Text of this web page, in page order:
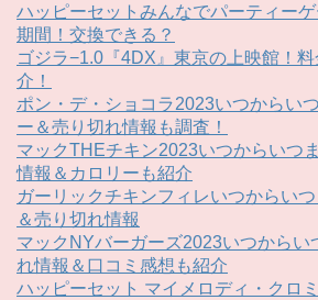
ハッピーセットみんなでパーティー
期間！交換できる？
ゴジラ−1.0『4DX』東京の上映館！
介！
ポン・デ・ショコラ2023いつからい
ー＆売り切れ情報も調査！
マックTHEチキン2023いつからいつ
情報＆カロリーも紹介
ガーリックチキンフィレいつからい
＆売り切れ情報
マックNYバーガーズ2023いつからい
れ情報＆口コミ感想も紹介
ハッピーセット マイメロディ・クロ